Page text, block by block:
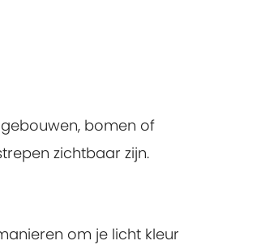
bomen of
zichtbaar zijn.
om je licht kleur